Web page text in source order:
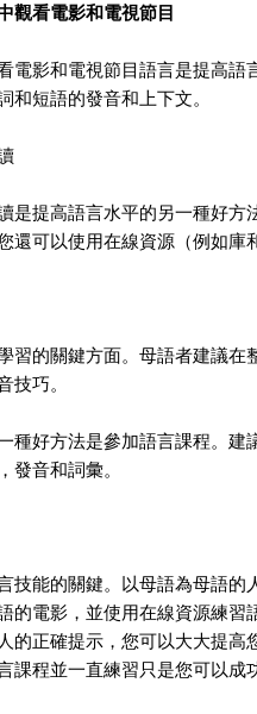
觀看電影和電視節目
電影和電視節目語言是提高
和短語的發音和上下文。
是提高語言水平的另一種好
還可以使用在線資源（例如庫
習的關鍵方面。母語者建議
技巧。
種好方法是參加語言課程。
發音和詞彙。
技能的關鍵。以母語為母語
的電影，並使用在線資源練習
的正確提示，您可以大大提高
課程並一直練習只是您可以成